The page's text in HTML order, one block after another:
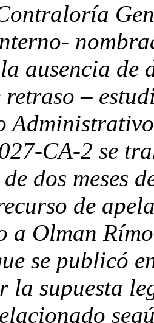
ausencia de
retraso –
CA-2 se
dos meses
de
a Olman
se publicó
la supuesta